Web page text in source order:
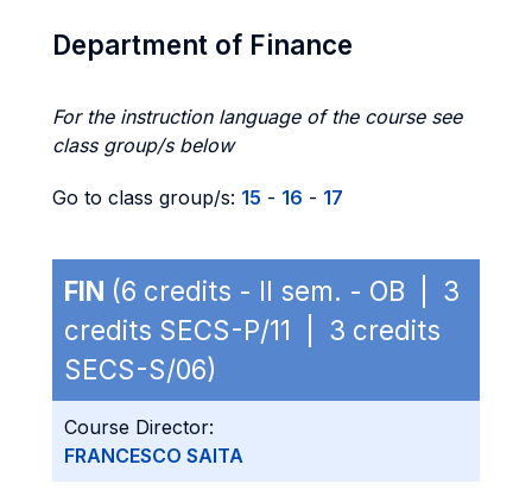
Department of Finance
For the instruction language of the course see
class group/s below
Go to class group/s: 15 - 16 - 17
FIN (6 credits - II sem. - OB | 3
credits SECS-P/11 | 3 credits
SECS-S/06)
Course Director:
FRANCESCO SAITA